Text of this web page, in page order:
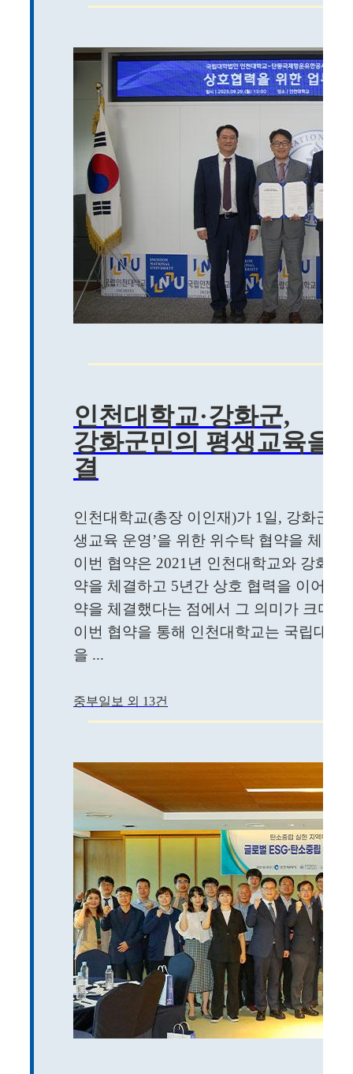
인천대학교·강화군,
강화군민의 평생교육을
결
인천대학교(총장 이인재)가 1일, 강화군(
생교육 운영’을 위한 위수탁 협약을 체결
이번 협약은 2021년 인천대학교와 강화
약을 체결하고 5년간 상호 협력을 이어오
약을 체결했다는 점에서 그 의미가 크다.
이번 협약을 통해 인천대학교는 국립대학
을 ...
중부일보 외 13건